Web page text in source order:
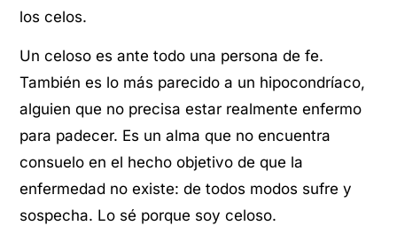
los celos.
Un celoso es ante todo una persona de fe.
También es lo más parecido a un hipocondríaco,
alguien que no precisa estar realmente enfermo
para padecer. Es un alma que no encuentra
consuelo en el hecho objetivo de que la
enfermedad no existe: de todos modos sufre y
sospecha. Lo sé porque soy celoso.